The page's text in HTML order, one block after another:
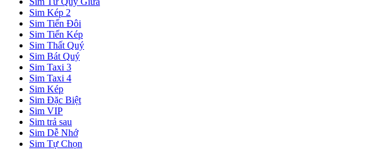
Sim Kép 2
Sim Tiến Đôi
Sim Tiến Kép
Sim Thất Quý
Sim Bát Quý
Sim Taxi 3
Sim Taxi 4
Sim Kép
Sim Đặc Biệt
Sim VIP
Sim trả sau
Sim Dễ Nhớ
Sim Tự Chọn